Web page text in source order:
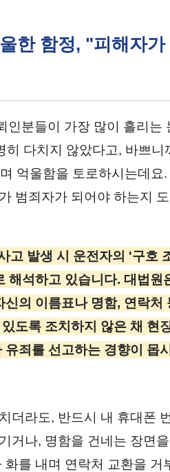
한 함정, "피해자가
인분들이 가장 많이 흘리는
다치지 않았다고, 바쁘니
억울함을 토로하시는데요.
범죄자가 되어야 하는지 도
고 발생 시 운전자의 '구호
석하고 있습니다. 대법원
의 이름표나 명함, 연락처
도록 조치하지 않은 채 현
죄를 선고하는 경향이 몹
더라도, 반드시 내 휴대폰
거나, 명함을 건네는 장면
를 내며 연락처 교환을 거